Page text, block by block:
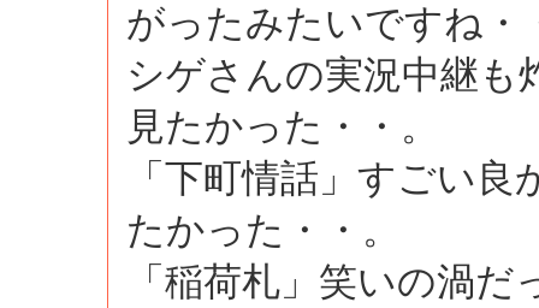
がったみたいですね・
シゲさんの実況中継も
見たかった・・。
「下町情話」すごい
たかった・・。
「稲荷札」笑いの渦